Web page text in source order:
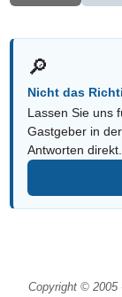
🔎
Nicht das
Lassen Sie uns
Gastgeber in
Antworten direkt.
Copyright © 2005